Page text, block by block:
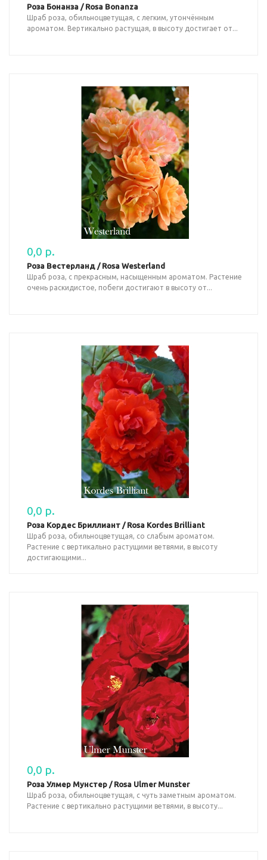
Роза Бонанза / Rosa Bonanza
Шраб роза, обильноцветущая, с легким, утончённым
ароматом. Вертикально растущая, в высоту достигает от...
0,0 р.
Роза Вестерланд / Rosa Westerland
Шраб роза, с прекрасным, насыщенным ароматом. Растение
очень раскидистое, побеги достигают в высоту от...
0,0 р.
Роза Кордес Бриллиант / Rosa Kordes Brilliant
Шраб роза, обильноцветущая, со слабым ароматом.
Растение с вертикально растущими ветвями, в высоту
достигающими...
0,0 р.
Роза Улмер Мунстер / Rosa Ulmer Munster
Шраб роза, обильноцветущая, с чуть заметным ароматом.
Растение с вертикально растущими ветвями, в высоту...